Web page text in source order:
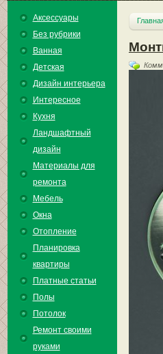
Аксессуары
Без рубрики
Ванная
Детская
Дизайн интерьера
Интересное
Кухня
Ландшафтный
дизайн
Материалы для
ремонта
Мебель
Окна
Отопление
Планировка
квартиры
Платные статьи
Полы
Потолок
Ремонт своими
руками